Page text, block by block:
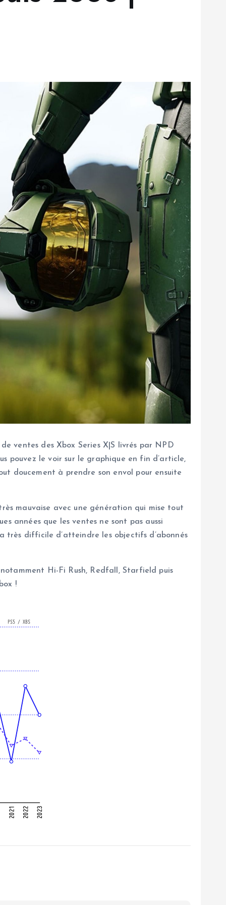
ventes des Xbox Series X|S livrés par NPD
pouvez le voir sur le graphique en fin d’article,
doucement à prendre son envol pour ensuite
mauvaise avec une génération qui mise tout
années que les ventes ne sont pas aussi
très difficile d’atteindre les objectifs d’abonnés
Hi-Fi Rush, Redfall, Starfield puis
!